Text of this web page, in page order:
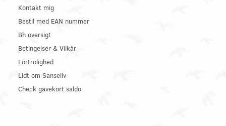
Kontakt mig
Bestil med EAN nummer
Bh oversigt
Betingelser & Vilkår
Fortrolighed
Lidt om Sanseliv
Check gavekort saldo